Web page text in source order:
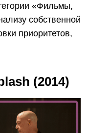
«Фильмы,
собственной
приоритетов,
(2014)